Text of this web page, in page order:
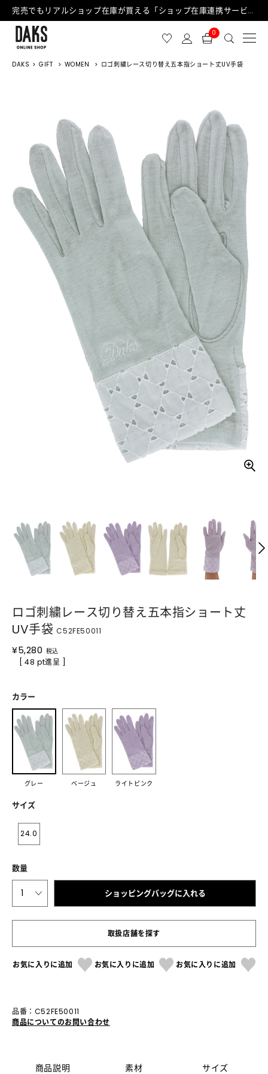
完売でもリアルショップ在庫が買える「ショップ在庫連携サービス」が日中もご利用可能になりました！
0
DAKS GIFT WOMEN ロゴ刺繍レース切り替え五本指ショート丈UV手袋
ロゴ刺繍レース切り替え五本指ショート丈
UV手袋 C52FE50011
¥5,280 税込
[ 48 pt進呈 ]
カラー
グレー ベージュ ライトピンク
サイズ
24.0
数量
1 ショッピングバッグに入れる
取扱店舗を探す
お気に入りに追加 お気に入りに追加 お気に入りに追加
品番：C52FE50011
商品についてのお問い合わせ
商品説明 素材 サイズ